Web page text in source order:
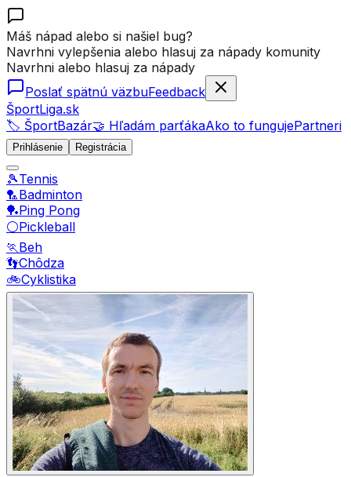
Máš nápad alebo si našiel bug?
Navrhni vylepšenia alebo hlasuj za nápady komunity
Navrhni alebo hlasuj za nápady
Poslať spätnú väzbuFeedback
ŠportLiga.sk
🏷️ ŠportBazár🤝 Hľadám parťákaAko to fungujePartneri
Prihlásenie Registrácia
🎾Tennis
🏸Badminton
🏓Ping Pong
⚪Pickleball
🏃Beh
👣Chôdza
🚲Cyklistika